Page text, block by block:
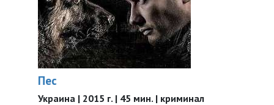
Пес
Украина | 2015 г. | 45 мин. | криминал